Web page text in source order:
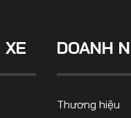
DOANH
Thương hiệu